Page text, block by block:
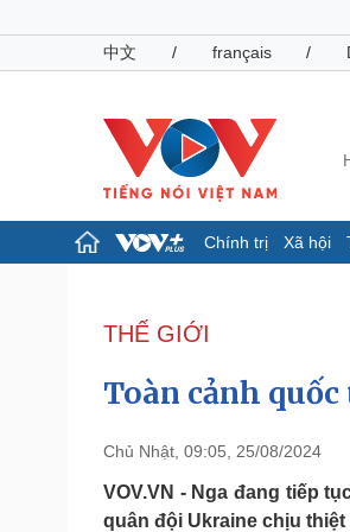
中文
/ français /
Chính trị Xã hội
Đảng
Tổ chức nhân sự
Nhận diện sự thật
Pháp luật
Vụ án
THẾ GIỚI
Toàn cảnh
Chủ Nhật, 09:05, 25/08/2024
VOV.VN - Nga đang tiếp
quân đội Ukraine chịu